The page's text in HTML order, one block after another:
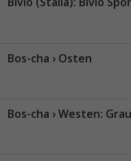
Bos-cha › Osten
Bos-cha › Westen: Graubünden,